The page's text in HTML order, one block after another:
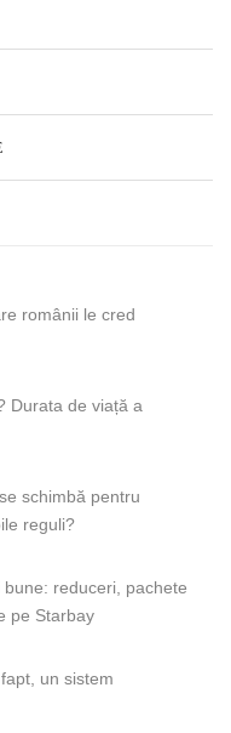
românii le cred
Durata de viață a
schimbă pentru
reguli?
reduceri, pachete
pe Starbay
un sistem